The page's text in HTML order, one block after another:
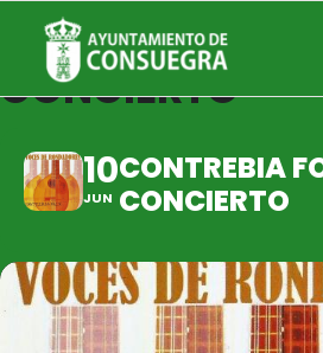
CONTREBIA
CONCIERTO
10
JUN
CONTREBIA
CONCIERTO